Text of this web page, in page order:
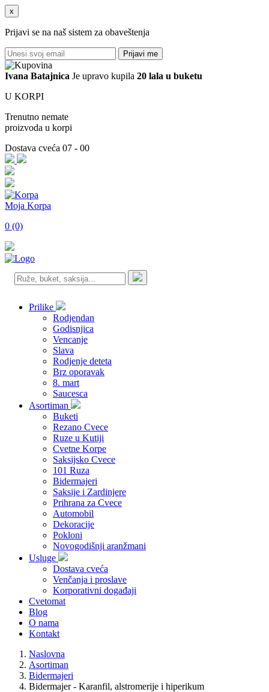
x
Prijavi se na naš sistem za obaveštenja
Prijavi me
Ivana Batajnica Je upravo kupila 20 lala u buketu
U KORPI
Trenutno nemate
proizvoda u korpi
Dostava cveća 07 - 00
Moja Korpa
0 (0)
Prilike
Rodjendan
Godisnjica
Vencanje
Slava
Rodjenje deteta
Brz oporavak
8. mart
Saucesca
Asortiman
Buketi
Rezano Cvece
Ruze u Kutiji
Cvetne Korpe
Saksijsko Cvece
101 Ruza
Bidermajeri
Saksije i Zardinjere
Prihrana za Cvece
Automobil
Dekoracije
Pokloni
Novogodišnji aranžmani
Usluge
Dostava cveća
Venčanja i proslave
Korporativni događaji
Cvetomat
Blog
O nama
Kontakt
Naslovna
Asortiman
Bidermajeri
Bidermajer - Karanfil, alstromerije i hiperikum